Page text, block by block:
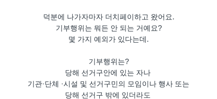
덕분에 나가자마자 더치페이하고 왔어요.
기부행위는 뭐든 안 되는 거예요?
몇 가지 예외가 있다는데.
기부행위는?
당해 선거구안에 있는 자나
기관·단체 ·시설 및 선거구민의 모임이나 행사 또는
당해 선거구 밖에 있더라도